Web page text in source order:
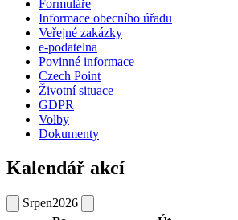
Formuláře
Informace obecního úřadu
Veřejné zakázky
e-podatelna
Povinné informace
Czech Point
Životní situace
GDPR
Volby
Dokumenty
Kalendář akcí
Srpen2026